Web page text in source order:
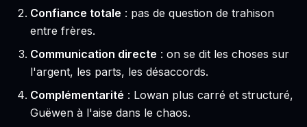
Confiance totale : pas de question de trahison
entre frères.
Communication directe : on se dit les choses sur
l'argent, les parts, les désaccords.
Complémentarité : Lowan plus carré et structuré,
Guëwen à l'aise dans le chaos.